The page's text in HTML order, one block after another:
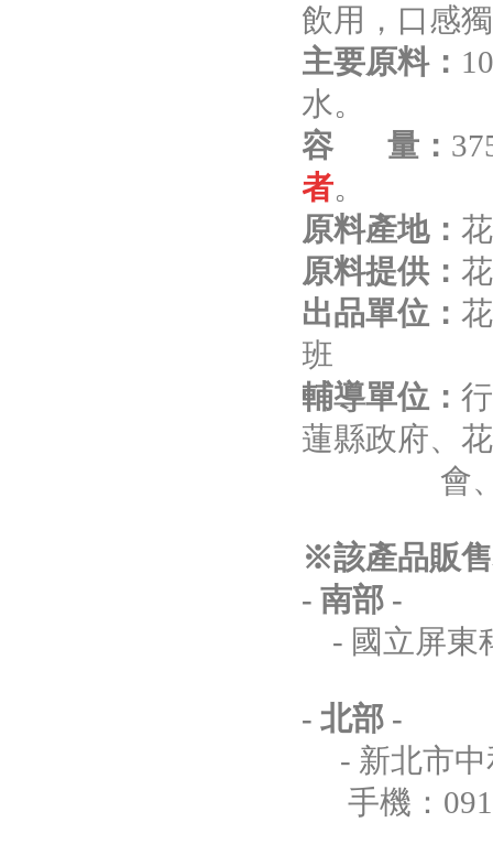
飲用，口感
主要原料：
水。
容 量：
者。
原料產地：
原料提供：
出品單位：
班
輔導單位：
蓮縣政府、
會
※該產品販
- 南部 -
- 國立屏東
- 北部 -
- 新北市中
手機：